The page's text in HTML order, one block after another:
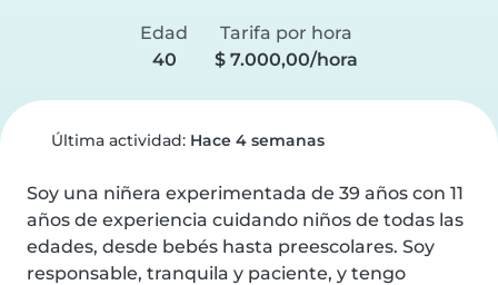
Edad
40
Tarifa por hora
$ 7.000,00/hora
Última actividad: Hace 4 semanas
Soy una niñera experimentada de 39 años con 11
años de experiencia cuidando niños de todas las
edades, desde bebés hasta preescolares. Soy
responsable, tranquila y paciente, y tengo